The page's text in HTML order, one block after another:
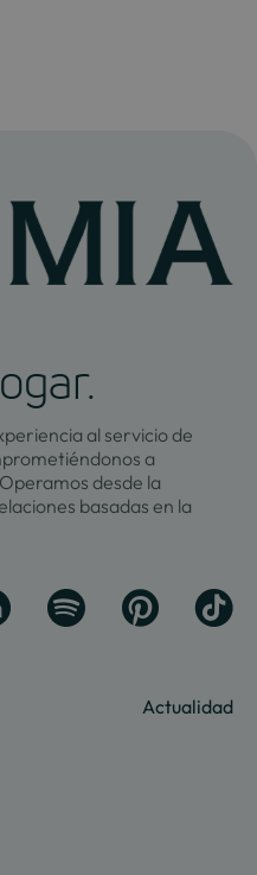
al servicio de
a
desde la
basadas en la
Actualidad